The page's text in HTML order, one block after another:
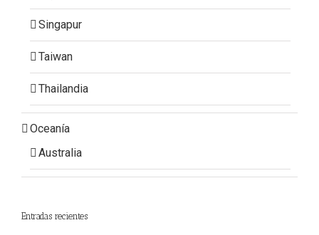
Singapur
Taiwan
Thailandia
Oceanía
Australia
Entradas recientes